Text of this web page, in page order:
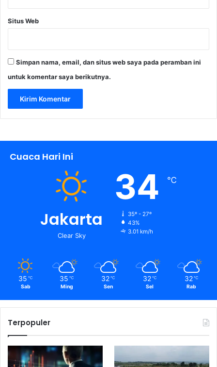
Situs Web
Simpan nama, email, dan situs web saya pada peramban ini
untuk komentar saya berikutnya.
Cuaca Hari Ini
Jakarta
Clear Sky
34 ℃
35º - 27º
43%
3.01 km/h
35 ℃
Sab
35 ℃
Ming
32 ℃
Sen
32 ℃
Sel
32 ℃
Rab
Terpopuler